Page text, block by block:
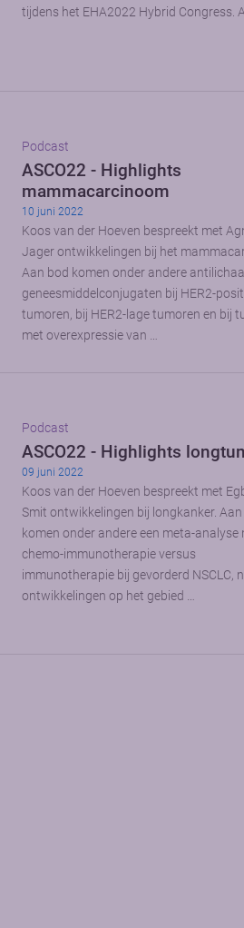
tijdens het EHA2022 Hybrid Congress.
Podcast
ASCO22 - Highlights
mammacarcinoom
10 juni 2022
Koos van der Hoeven bespreekt met
Jager ontwikkelingen bij het
Aan bod komen onder andere
geneesmiddelconjugaten bij HER2-
tumoren, bij HER2-lage tumoren en bij
met overexpressie van …
Podcast
ASCO22 - Highlights
09 juni 2022
Koos van der Hoeven bespreekt met
Smit ontwikkelingen bij longkanker. Aan
komen onder andere een meta-analyse
chemo-immunotherapie versus
immunotherapie bij gevorderd NSCLC,
ontwikkelingen op het gebied …